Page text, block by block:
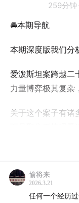
259分钟 ·
🚘本期导航
本期深度版我们分
爱泼斯坦案跨越二
力量博弈极其复杂
关于这个案子有诸
而是聚焦于梳理
分析讨论：围绕
从第一份工作开始
拢关系网络，几
愉将来
2026.3.21
任何一个经历